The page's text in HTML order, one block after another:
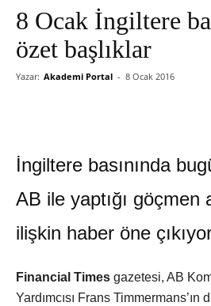
8 Ocak İngiltere
özet başlıklar
Yazar: Akademi Portal - 8 Ocak 2016
İngiltere basınında
AB ile yaptığı göçmen
ilişkin haber öne
Financial Times gazetesi, AB
Yardımcısı Frans Timmermans’ın